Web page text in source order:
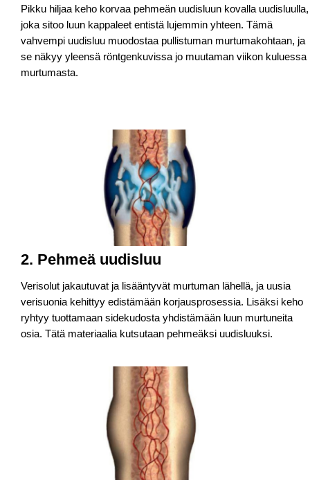
Pikku hiljaa keho korvaa pehmeän uudisluun kovalla uudisluulla,
joka sitoo luun kappaleet entistä lujemmin yhteen. Tämä
vahvempi uudisluu muodostaa pullistuman murtumakohtaan, ja
se näkyy yleensä röntgenkuvissa jo muutaman viikon kuluessa
murtumasta.
2. Pehmeä uudisluu
Verisolut jakautuvat ja lisääntyvät murtuman lähellä, ja uusia
verisuonia kehittyy edistämään korjausprosessia. Lisäksi keho
ryhtyy tuottamaan sidekudosta yhdistämään luun murtuneita
osia. Tätä materiaalia kutsutaan pehmeäksi uudisluuksi.